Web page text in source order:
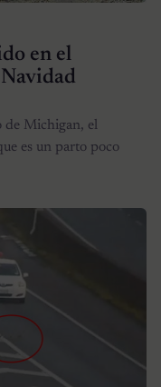
en el
de Michigan, el
es un parto poco